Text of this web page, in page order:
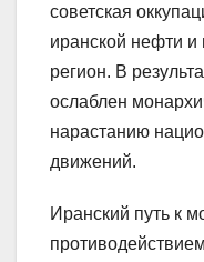
советская
иранской нефти и
регион. В
ослаблен
нарастанию
движений.
Иранский путь к